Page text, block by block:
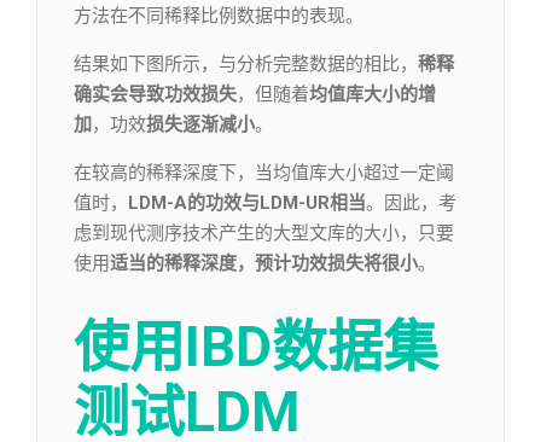
方法在不同稀释比例数据中的表现。
结果如下图所示，与分析完整数据的相比， 稀释
确实会导致功效损失，但随着均值库大小的增
加，功效损失逐渐减小。
在较高的稀释深度下，当均值库大小超过一定阈
值时， LDM-A的功效与LDM-UR相当。因此，考
虑到现代测序技术产生的大型文库的大小，只要
使用适当的稀释深度，预计功效损失将很小。
使用IBD数据集
测试LDM